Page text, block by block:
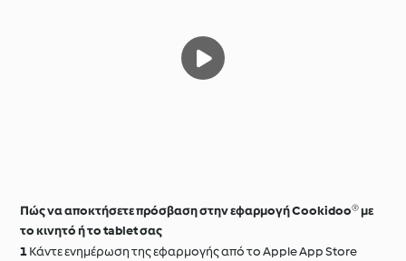
Πώς να αποκτήσετε πρόσβαση στην εφαρμογή Cookidoo® με
το κινητό ή το tablet σας
Κάντε ενημέρωση της εφαρμογής από το Apple App Store